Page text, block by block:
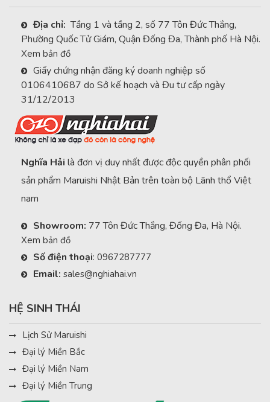
Địa chỉ: Tầng 1 và tầng 2, số 77 Tôn Đức Thắng,
Phường Quốc Tử Giám, Quận Đống Đa, Thành phố Hà Nội.
Xem bản đồ
Giấy chứng nhận đăng ký doanh nghiệp số
0106410687 do Sở kế hoạch và Đu tư cấp ngày
31/12/2013
Nghĩa Hải là đơn vị duy nhất được độc quyền phân phối
sản phẩm Maruishi Nhật Bản trên toàn bộ Lãnh thổ Việt
nam
Showroom: 77 Tôn Đức Thắng, Đống Đa, Hà Nội.
Xem bản đồ
Số điện thoại: 0967287777
Email: sales@nghiahai.vn
HỆ SINH THÁI
Lịch Sử Maruishi
Đại lý Miền Bắc
Đại lý Miền Nam
Đại lý Miền Trung